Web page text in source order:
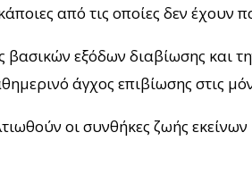
από τις οποίες δεν
εξόδων διαβίωσης και
άγχος επιβίωσης στις
οι συνθήκες ζωής